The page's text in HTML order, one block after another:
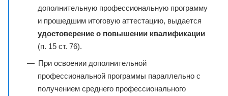
дополнительную профессиональную программу
и прошедшим итоговую аттестацию, выдается
удостоверение о повышении квалификации
(п. 15 ст. 76).
При освоении дополнительной
профессиональной программы параллельно с
получением среднего профессионального